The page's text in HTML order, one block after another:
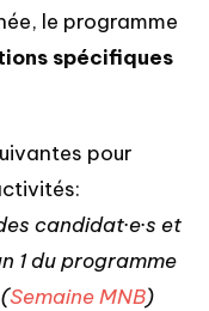
le programme
spécifiques
pour
candidat·e·s et
1 du programme
Semaine MNB)